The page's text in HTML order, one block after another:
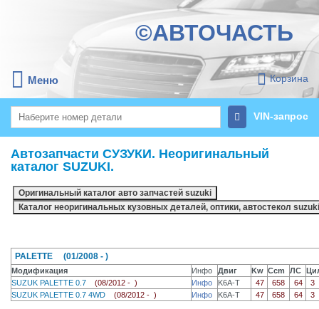
©АВТОЧАСТЬ
Меню Корзина
VIN-запрос
Автозапчасти СУЗУКИ. Неоригинальный
каталог SUZUKI.
PALETTE (01/2008 - )
Модификация Инфо Двиг Kw Ccm ЛС
SUZUK PALETTE 0.7 (08/2012 - ) Инфо K6A-T 47 658 64
3
SUZUK PALETTE 0.7 4WD (08/2012 - ) Инфо K6A-T 47 658 64 3